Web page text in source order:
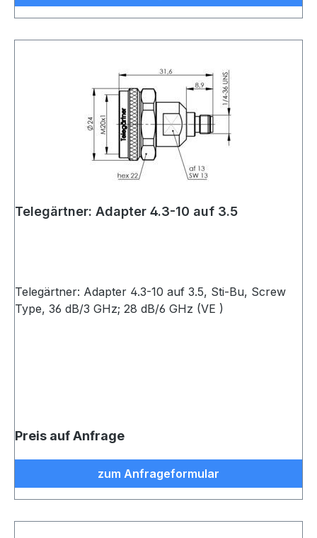
Telegärtner: Adapter 4.3-10 auf 3.5
Telegärtner: Adapter 4.3-10 auf 3.5, Sti-Bu, Screw
Type, 36 dB/3 GHz; 28 dB/6 GHz (VE )
Preis auf Anfrage
zum Anfrageformular